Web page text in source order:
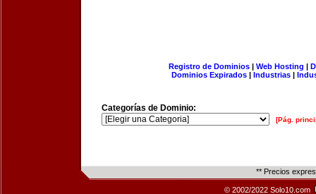
Registro de Dominios| Web Hosting |
Dominios Expirados | Industrias |
Categorías de Dominio:
[Pág.
** Precios
© 2002/2022 Solo10.com